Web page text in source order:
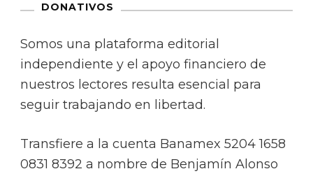
DONATIVOS
Somos una plataforma editorial
independiente y el apoyo financiero de
nuestros lectores resulta esencial para
seguir trabajando en libertad.
Transfiere a la cuenta Banamex 5204 1658
0831 8392 a nombre de Benjamín Alonso